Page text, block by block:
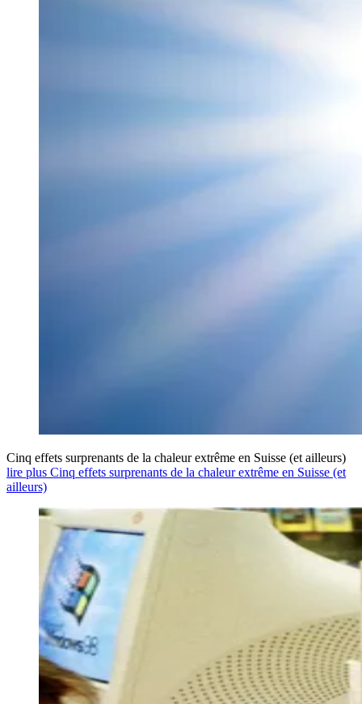
Cinq effets surprenants de la chaleur extrême en Suisse (et ailleurs)
lire plus Cinq effets surprenants de la chaleur extrême en Suisse (et
ailleurs)